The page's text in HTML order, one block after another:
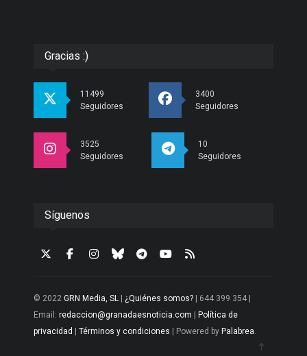
Gracias :)
11499
Seguidores
3400
Seguidores
3525
Seguidores
10
Seguidores
Síguenos
© 2022 GRN Media, SL | ¿Quiénes somos? | 644 399 354 |
Email: redaccion@granadaesnoticia.com | Política de
privacidad | Términos y condiciones | Powered by Palabrea.